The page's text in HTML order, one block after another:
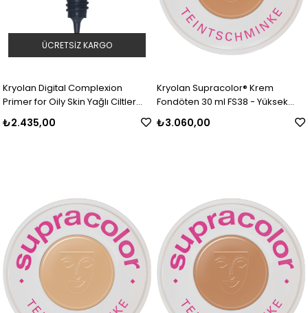
Kryolan Digital Complexion
Primer for Oily Skin Yağlı Ciltler
için Makyaj Bazı 20 ml
₺2.435,00
ÜCRETSIZ KARGO
Kryolan Supracolor® Krem
Fondöten 30 ml FS38 - Yüksek
Kapatıcı Özellikli Makyaj Ürünü
₺3.060,00